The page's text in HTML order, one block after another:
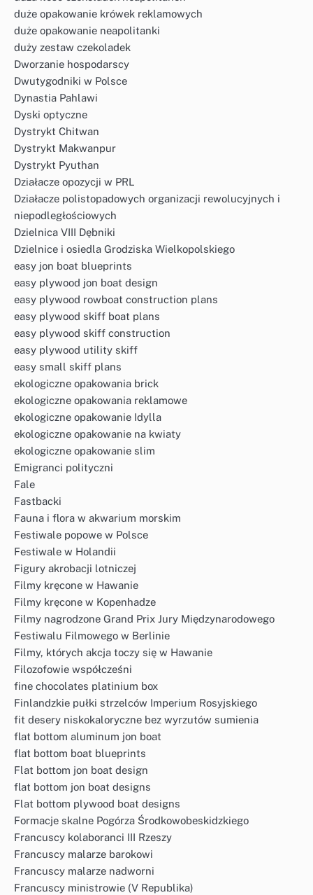
duże opakowanie krówek reklamowych
duże opakowanie neapolitanki
duży zestaw czekoladek
Dworzanie hospodarscy
Dwutygodniki w Polsce
Dynastia Pahlawi
Dyski optyczne
Dystrykt Chitwan
Dystrykt Makwanpur
Dystrykt Pyuthan
Działacze opozycji w PRL
Działacze polistopadowych organizacji rewolucyjnych i
niepodległościowych
Dzielnica VIII Dębniki
Dzielnice i osiedla Grodziska Wielkopolskiego
easy jon boat blueprints
easy plywood jon boat design
easy plywood rowboat construction plans
easy plywood skiff boat plans
easy plywood skiff construction
easy plywood utility skiff
easy small skiff plans
ekologiczne opakowania brick
ekologiczne opakowania reklamowe
ekologiczne opakowanie Idylla
ekologiczne opakowanie na kwiaty
ekologiczne opakowanie slim
Emigranci polityczni
Fale
Fastbacki
Fauna i flora w akwarium morskim
Festiwale popowe w Polsce
Festiwale w Holandii
Figury akrobacji lotniczej
Filmy kręcone w Hawanie
Filmy kręcone w Kopenhadze
Filmy nagrodzone Grand Prix Jury Międzynarodowego
Festiwalu Filmowego w Berlinie
Filmy, których akcja toczy się w Hawanie
Filozofowie współcześni
fine chocolates platinium box
Finlandzkie pułki strzelców Imperium Rosyjskiego
fit desery niskokaloryczne bez wyrzutów sumienia
flat bottom aluminum jon boat
flat bottom boat blueprints
Flat bottom jon boat design
flat bottom jon boat designs
Flat bottom plywood boat designs
Formacje skalne Pogórza Środkowobeskidzkiego
Francuscy kolaboranci III Rzeszy
Francuscy malarze barokowi
Francuscy malarze nadworni
Francuscy ministrowie (V Republika)